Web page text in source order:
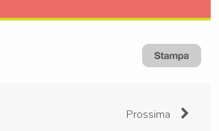
Prossima